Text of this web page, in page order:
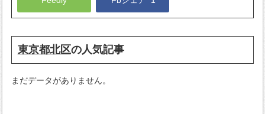
東京都北区の人気記事
まだデータがありません。